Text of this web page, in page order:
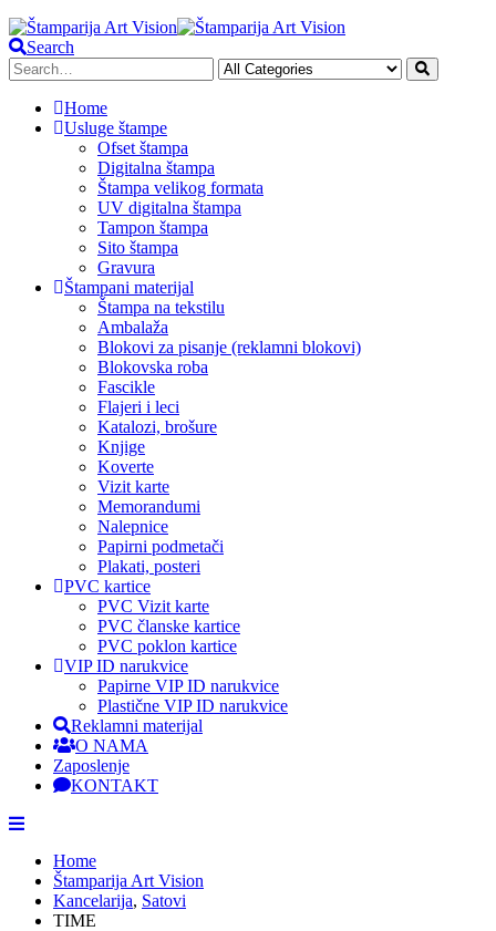
Search
Home
Usluge štampe
Ofset štampa
Digitalna štampa
Štampa velikog formata
UV digitalna štampa
Tampon štampa
Sito štampa
Gravura
Štampani materijal
Štampa na tekstilu
Ambalaža
Blokovi za pisanje (reklamni blokovi)
Blokovska roba
Fascikle
Flajeri i leci
Katalozi, brošure
Knjige
Koverte
Vizit karte
Memorandumi
Nalepnice
Papirni podmetači
Plakati, posteri
PVC kartice
PVC Vizit karte
PVC članske kartice
PVC poklon kartice
VIP ID narukvice
Papirne VIP ID narukvice
Plastične VIP ID narukvice
Reklamni materijal
O NAMA
Zaposlenje
KONTAKT
Home
Štamparija Art Vision
Kancelarija, Satovi
TIME